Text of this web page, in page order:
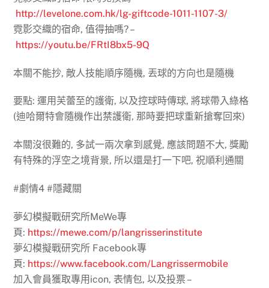
http://levelone.com.hk/lg-giftcode-1011-1107-3/
霓影交織的宿命, 值得抽嗎? –
https://youtu.be/FRtI8bx5-9Q
本關不能抄, 敵人技能順序隨機, 丟球的方向也是隨機
要點: 運用芙蕾至的護衛, 以及控球時傳球, 將球帶入綠格
(迪哈爾特會隨機作出禁護衛, 那時要把球重新搶奪回來)
本關沒很難的, 多試一兩次拿到感覺, 應該問題不大, 獎勵
有特殊的浮空之境背景, 所以還是打一下吧, 祝順利通關
#劇情4 #隱藏關
夢幻模擬戰研究所MeWe專
頁: https://mewe.com/p/langrisserinstitute
夢幻模擬戰研究所 Facebook專
頁: https://www.facebook.com/Langrissermobile
加入會員獲取專用icon, 表情包, 以及投票 –